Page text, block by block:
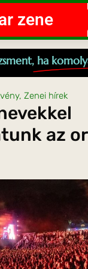
zene
ha
, Zenei hírek
az